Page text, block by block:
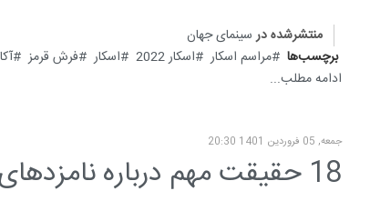
منتشرشده در سینمای جهان
برچسب‌ها
مراسم اسکار اسکار 2022 اسکار فرش قرمز
ادامه مطلب...
جمعه, 05 فروردين 1401 20:30
18 حقیقت مهم درباره نامزدهای اسکار 2022